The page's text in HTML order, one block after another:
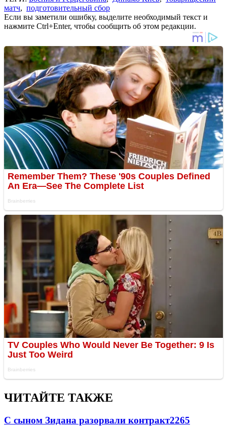
матч, подготовительный сбор
Если вы заметили ошибку, выделите необходимый текст и
нажмите Ctrl+Enter, чтобы сообщить об этом редакции.
ЧИТАЙТЕ ТАКЖЕ
С сыном Зидана разорвали контракт2265